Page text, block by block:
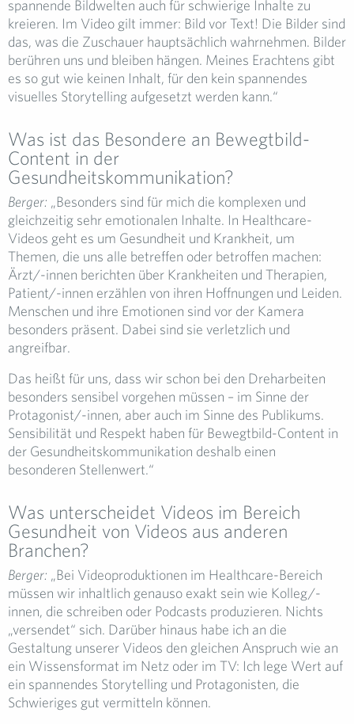
spannende Bildwelten auch für schwierige Inhalte zu
kreieren. Im Video gilt immer: Bild vor Text! Die Bilder sind
das, was die Zuschauer hauptsächlich wahrnehmen. Bilder
berühren uns und bleiben hängen. Meines Erachtens gibt
es so gut wie keinen Inhalt, für den kein spannendes
visuelles Storytelling aufgesetzt werden kann.“
Was ist das Besondere an Bewegtbild-
Content in der
Gesundheitskommunikation?
Berger: „Besonders sind für mich die komplexen und
gleichzeitig sehr emotionalen Inhalte. In Healthcare-
Videos geht es um Gesundheit und Krankheit, um
Themen, die uns alle betreffen oder betroffen machen:
Ärzt/-innen berichten über Krankheiten und Therapien,
Patient/-innen erzählen von ihren Hoffnungen und Leiden.
Menschen und ihre Emotionen sind vor der Kamera
besonders präsent. Dabei sind sie verletzlich und
angreifbar.
Das heißt für uns, dass wir schon bei den Dreharbeiten
besonders sensibel vorgehen müssen – im Sinne der
Protagonist/-innen, aber auch im Sinne des Publikums.
Sensibilität und Respekt haben für Bewegtbild-Content in
der Gesundheitskommunikation deshalb einen
besonderen Stellenwert.“
Was unterscheidet Videos im Bereich
Gesundheit von Videos aus anderen
Branchen?
Berger: „Bei Videoproduktionen im Healthcare-Bereich
müssen wir inhaltlich genauso exakt sein wie Kolleg/-
innen, die schreiben oder Podcasts produzieren. Nichts
„versendet“ sich. Darüber hinaus habe ich an die
Gestaltung unserer Videos den gleichen Anspruch wie an
ein Wissensformat im Netz oder im TV: Ich lege Wert auf
ein spannendes Storytelling und Protagonisten, die
Schwieriges gut vermitteln können.